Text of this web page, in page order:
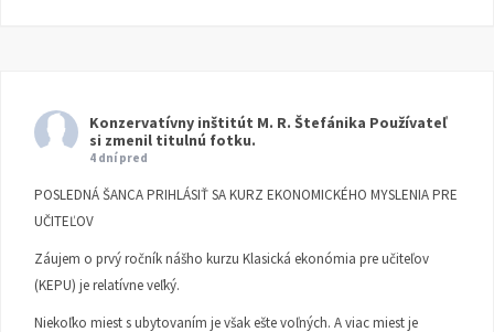
Konzervatívny inštitút M. R. Štefánika Používateľ
si zmenil titulnú fotku.
4 dní pred
POSLEDNÁ ŠANCA PRIHLÁSIŤ SA KURZ EKONOMICKÉHO MYSLENIA PRE
UČITEĽOV
Záujem o prvý ročník nášho kurzu Klasická ekonómia pre učiteľov
(KEPU) je relatívne veľký.
Niekoľko miest s ubytovaním je však ešte voľných. A viac miest je